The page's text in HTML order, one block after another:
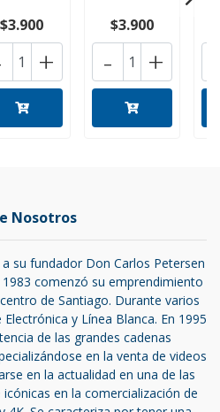
$3.900
+
$3.900
+
-
Nosotros
su fundador Don Carlos Petersen
comenzó su emprendimiento
de Santiago. Durante varios
y Línea Blanca. En 1995
de las grandes cadenas
en la venta de videos
en la actualidad en una de las
en la comercialización de